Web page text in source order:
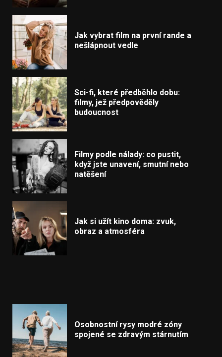
Jak vybrat film na první rande a
nešlápnout vedle
Sci-fi, které předběhlo dobu:
filmy, jež předpověděly
budoucnost
Filmy podle nálady: co pustit,
když jste unavení, smutní nebo
natěšení
Jak si užít kino doma: zvuk,
obraz a atmosféra
Osobnostní rysy modré zóny
spojené se zdravým stárnutím